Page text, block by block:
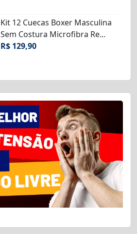
Kit 12 Cuecas Boxer Masculina
Sem Costura Microfibra Re...
R$ 129,90